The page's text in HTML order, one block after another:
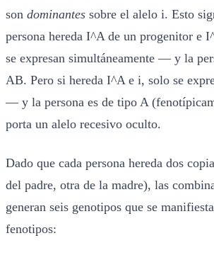
son dominantes sobre el alelo i. Esto
persona hereda I^A de un progenitor e
se expresan simultáneamente — y la
AB. Pero si hereda I^A e i, solo se
— y la persona es de tipo A
porta un alelo recesivo oculto.
Dado que cada persona hereda dos
del padre, otra de la madre), las
generan seis genotipos que se
fenotipos: